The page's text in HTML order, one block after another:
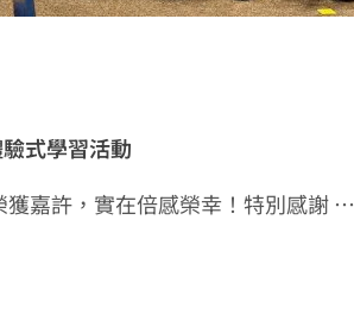
式學習活動
嘉許，實在倍感榮幸！特別感謝 …